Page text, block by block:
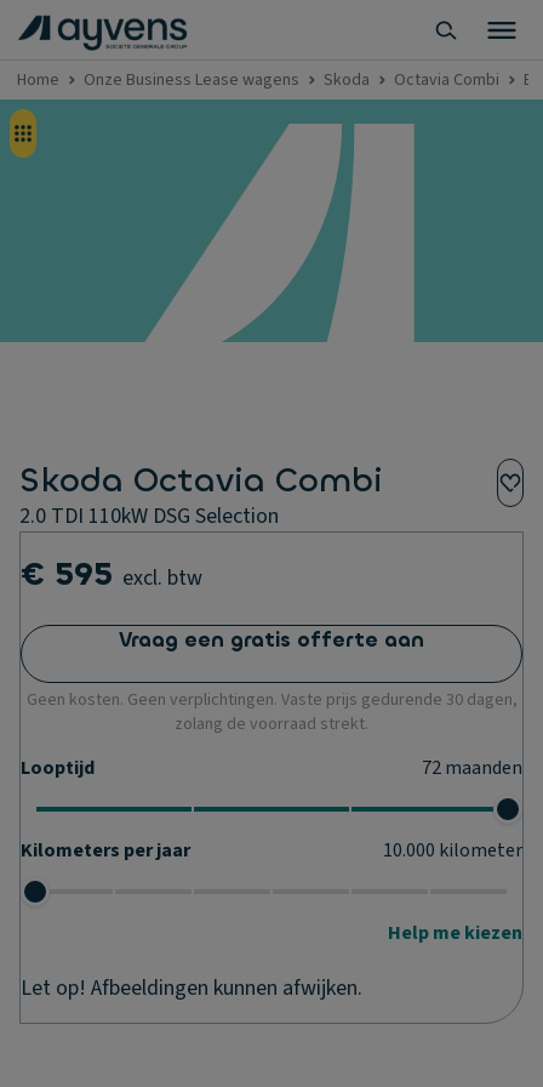
Home Onze Business Lease wagens Skoda Octavia Combi
Skoda Octavia Combi
2.0 TDI 110kW DSG Selection
€ 595 excl. btw
Vraag een gratis offerte aan
Geen kosten. Geen verplichtingen. Vaste prijs gedurende 30 dagen,
zolang de voorraad strekt.
Looptijd 72maanden
Kilometers per jaar 10.000 kilometer
Help me kiezen
Let op! Afbeeldingen kunnen afwijken.